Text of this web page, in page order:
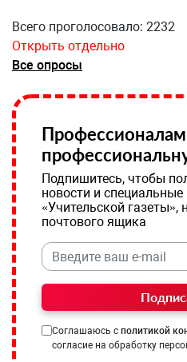
Всего проголосовало: 2232
Открыть отдельно
Все опросы
Подпишитесь, чтобы
новости и
«Учительской газеты»,
почтового ящика
Соглашаюсь с политикой
согласие на обработку